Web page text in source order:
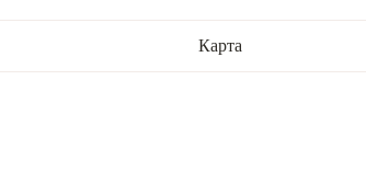
Карта